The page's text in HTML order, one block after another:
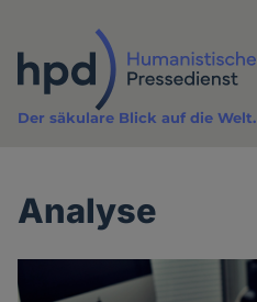
Inhalt
Der säkulare Blick auf die Welt.
Analyse